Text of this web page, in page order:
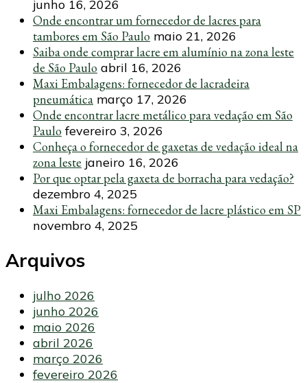
junho 16, 2026
Onde encontrar um fornecedor de lacres para
tambores em São Paulo maio 21, 2026
Saiba onde comprar lacre em alumínio na zona leste
de São Paulo abril 16, 2026
Maxi Embalagens: fornecedor de lacradeira
pneumática março 17, 2026
Onde encontrar lacre metálico para vedação em São
Paulo fevereiro 3, 2026
Conheça o fornecedor de gaxetas de vedação ideal na
zona leste janeiro 16, 2026
Por que optar pela gaxeta de borracha para vedação?
dezembro 4, 2025
Maxi Embalagens: fornecedor de lacre plástico em SP
novembro 4, 2025
Arquivos
julho 2026
junho 2026
maio 2026
abril 2026
março 2026
fevereiro 2026